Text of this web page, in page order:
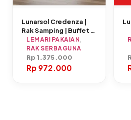
Lunarsol Credenza |
Rak Samping | Buffet |
CR 120
LEMARI PAKAIAN ,
RAK SERBAGUNA
Rp1.375.000
Rp972.000